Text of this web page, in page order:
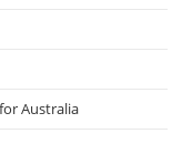
Australia